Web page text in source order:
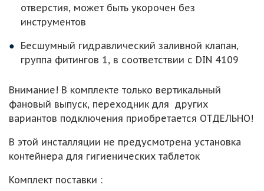
отверстия, может быть укорочен без
инструментов
Бесшумный гидравлический заливной клапан,
группа фитингов 1, в соответствии с DIN 4109
Внимание! В комплекте только вертикальный
фановый выпуск, переходник для других
вариантов подключения приобретается ОТДЕЛЬНО!
В этой инсталляции не предусмотрена установка
контейнера для гигиенических таблеток
Комплект поставки :